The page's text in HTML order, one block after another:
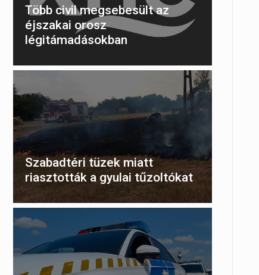
Több civil megsebesült az
éjszakai orosz
légitámadásokban
Szabadtéri tüzek miatt
riasztották a gyulai tűzoltókat